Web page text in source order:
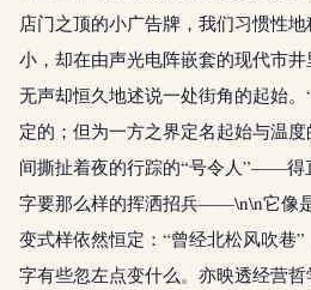
店门之顶的小广告牌，我们习惯性
小，却在由声光电阵嵌套的现代市井
无声却恒久地述说一处街角的起始
定的；但为一方之界定名起始与温
间撕扯着夜的行踪的“号令人”——得
字要那么样的挥洒招兵——\n\n它像
变式样依然恒定：“曾经北松风吹巷
字有些忽左点变什么。亦映透经营